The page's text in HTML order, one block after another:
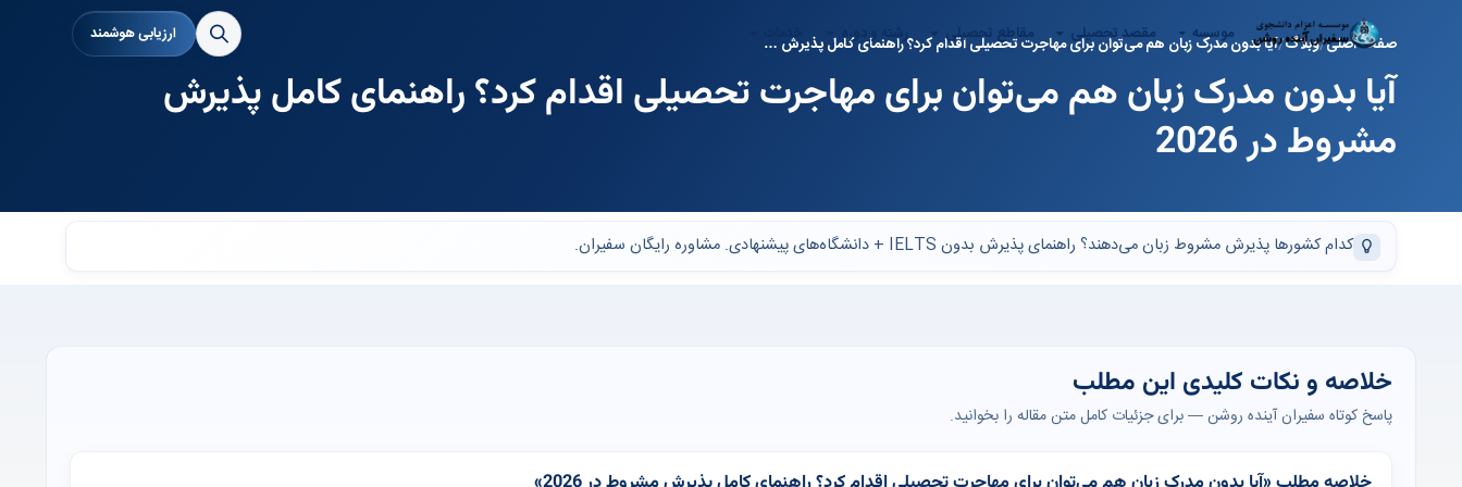
ارزیابی هوشمند موسسه مقصد تحصیلی مقاطع تحصیلی رشته و دوره خدمات صفحه اصلی وبلاگ آیا بدون مدرک زبان هم می‌توان برای مهاجرت تحصیلی اقدام کرد؟ راهنمای کامل پذیرش …
آیا بدون مدرک زبان هم می‌توان برای مهاجرت تحصیلی اقدام کرد؟ راهنمای کامل پذیرش
مشروط در 2026
کدام کشورها پذیرش مشروط زبان می‌دهند؟ راهنمای پذیرش بدون IELTS + دانشگاه‌های پیشنهادی. مشاوره رایگان سفیران.
خلاصه و نکات کلیدی این مطلب
پاسخ کوتاه سفیران آینده روشن — برای جزئیات کامل متن مقاله را بخوانید.